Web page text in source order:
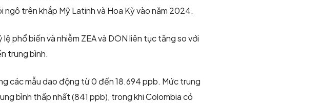
trên khắp Mỹ Latinh và Hoa Kỳ vào năm 2024.
phổ biến và nhiễm ZEA và DON liên tục tăng so với
trung bình.
các mẫu dao động từ 0 đến 18.694 ppb. Mức trung
bình thấp nhất (841 ppb), trong khi Colombia có